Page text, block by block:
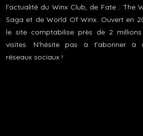
l'actualité du Winx Club, de Fate : The
Saga et de World Of Winx. Ouvert en
le site comptabilise près de 2
visites. N'hésite pas à t'abonner à
réseaux sociaux !